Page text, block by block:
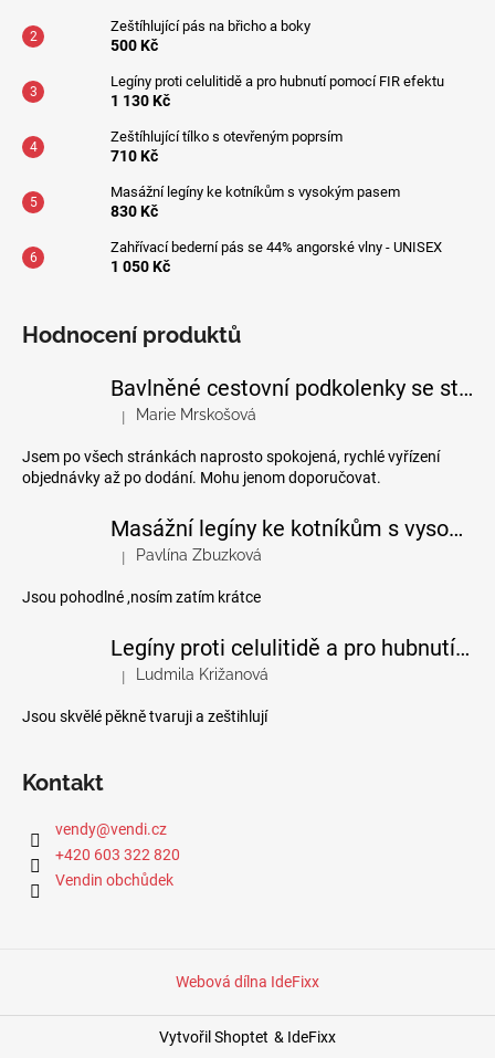
Zeštíhlující pás na břicho a boky
500 Kč
Legíny proti celulitidě a pro hubnutí pomocí FIR efektu
1 130 Kč
Zeštíhlující tílko s otevřeným poprsím
710 Kč
Masážní legíny ke kotníkům s vysokým pasem
830 Kč
Zahřívací bederní pás se 44% angorské vlny - UNISEX
1 050 Kč
Hodnocení produktů
Bavlněné cestovní podkolenky se stupňovanou kompresí
Hodnocení produktu je 5 z 5 hvězdiček.
| Marie Mrskošová
Jsem po všech stránkách naprosto spokojená, rychlé vyřízení
objednávky až po dodání. Mohu jenom doporučovat.
Masážní legíny ke kotníkům s vysokým pasem
Hodnocení produktu je 4 z 5 hvězdiček.
| Pavlína Zbuzková
Jsou pohodlné ,nosím zatím krátce
Legíny proti celulitidě a pro hubnutí pomocí FIR efektu
Hodnocení produktu je 5 z 5 hvězdiček.
| Ludmila Križanová
Jsou skvělé pěkně tvaruji a zeštihlují
Kontakt
vendy@vendi.cz
+420 603 322 820
Vendin obchůdek
Webová dílna IdeFixx
Vytvořil Shoptet